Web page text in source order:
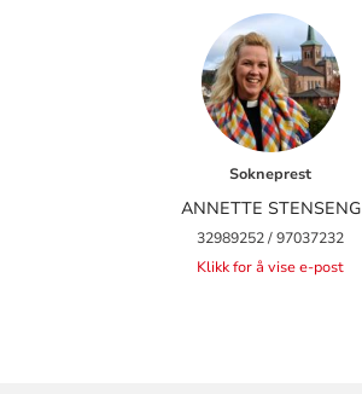
Sokneprest
ANNETTE STENSENG
32989252 / 97037232
Klikk for å vise e-post